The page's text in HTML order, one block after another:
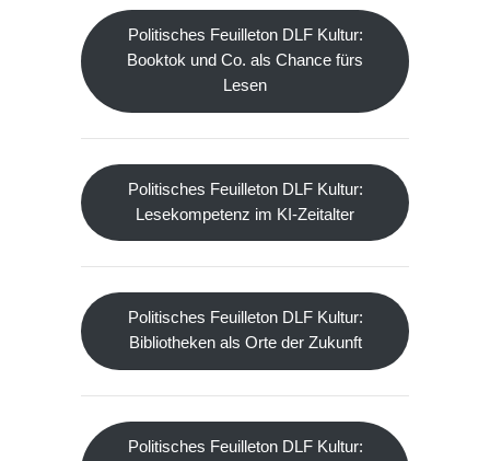
Politisches Feuilleton DLF Kultur:
Booktok und Co. als Chance fürs
Lesen
Politisches Feuilleton DLF Kultur:
Lesekompetenz im KI-Zeitalter
Politisches Feuilleton DLF Kultur:
Bibliotheken als Orte der Zukunft
Politisches Feuilleton DLF Kultur: